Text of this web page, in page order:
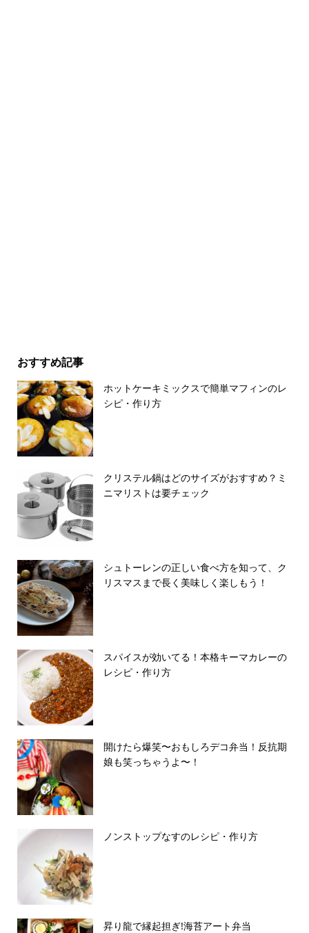
おすすめ記事
ホットケーキミックスで簡単マフィンのレ
シピ・作り方
クリステル鍋はどのサイズがおすすめ？ミ
ニマリストは要チェック
シュトーレンの正しい食べ方を知って、ク
リスマスまで長く美味しく楽しもう！
スパイスが効いてる！本格キーマカレーの
レシピ・作り方
開けたら爆笑〜おもしろデコ弁当！反抗期
娘も笑っちゃうよ〜！
ノンストップなすのレシピ・作り方
昇り龍で縁起担ぎ!海苔アート弁当